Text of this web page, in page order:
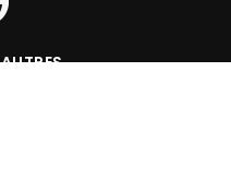
AUTRES